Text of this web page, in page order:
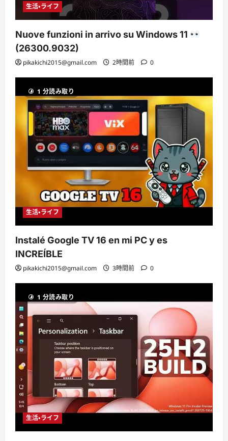
生活・ライフ
Nuove funzioni in arrivo su Windows 11
(26300.9032)
pikakichi2015@gmail.com 2時間前 0
1 分読み取り
生活・ライフ
Instalé Google TV 16 en mi PC y es
INCREÍBLE
pikakichi2015@gmail.com 3時間前 0
1 分読み取り
生活・ライフ